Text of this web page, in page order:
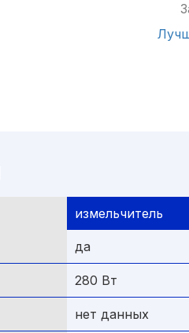
измельчитель
да
280 Вт
нет данных